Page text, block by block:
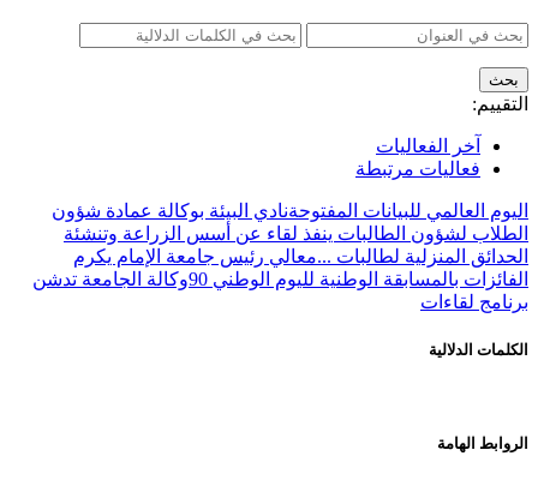
التقييم:
آخر الفعاليات
فعاليات مرتبطة
اليوم العالمي للبيانات المفتوحةنادي البيئة بوكالة عمادة شؤون
الطلاب لشؤون الطالبات ينفذ لقاء عن أسس الزراعة وتنشئة
الحدائق المنزلية لطالبات ...معالي رئيس جامعة الإمام يكرم
الفائزات بالمسابقة الوطنية لليوم الوطني 90
وكالة الجامعة تدشن
برنامج لقاءات
الكلمات الدلالية
الروابط الهامة